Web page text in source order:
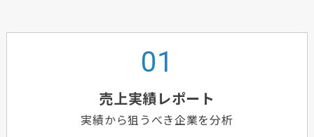
売上実績レポート
実績から狙うべき企業を分析